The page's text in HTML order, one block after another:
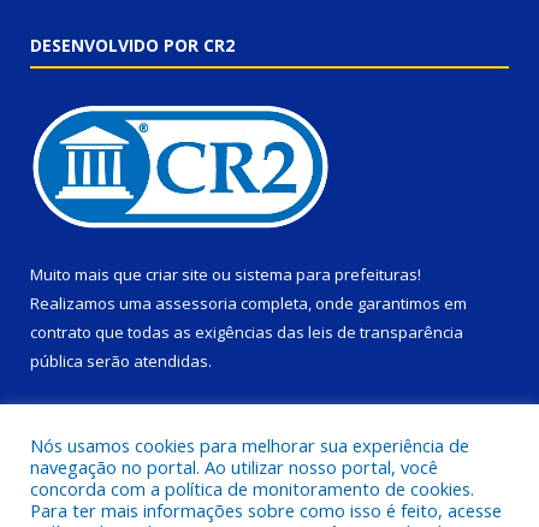
DESENVOLVIDO POR CR2
Muito mais que criar site ou sistema para prefeituras!
Realizamos uma assessoria completa, onde garantimos em
contrato que todas as exigências das leis de transparência
pública serão atendidas.
Nós usamos cookies para melhorar sua experiência de
navegação no portal. Ao utilizar nosso portal, você
concorda com a política de monitoramento de cookies.
Para ter mais informações sobre como isso é feito, acesse